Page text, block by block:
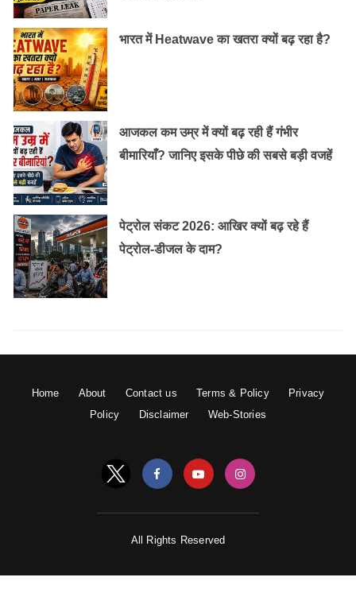
नहाने से पहले बाथरूम के कांच पर एक पतली सी लेयर शेविंग फॉम
की लगाकर, मुलायम से कपड़े से साफ कर लें। इससे धुंध लम्बें समय
तक नहीं टिकेगीं। असल में शेविंग फॉम से कांच पर एक प्रॉटेटिक्व
लेयर चढ़ जाती है, जिससे धुंध कांच पर नहीं चढ़ती।
बेकिंग सोडा से चमचमा उठेगा कांच:
आपकी किचन में रखा बेकिंग सोडा काम आएगा। इसके लिए बहुत
थोड़ा सा बेकिंग सोडा लें, फिर स्पोंज या फिर मुलायम कपड़े की मदद
से इसे कांच पर लगाएं।
भारत में Heatwave का खतरा क्यों बढ़ रहा है?
आजकल कम उम्र में क्यों बढ़ रही हैं गंभीर
बीमारियाँ? जानिए इसके पीछे की सबसे बड़ी वजहें
पेट्रोल संकट 2026: आखिर क्यों बढ़ रहे हैं
पेट्रोल-डीजल के दाम?
Home About Contact us Terms & Policy
Privacy
Policy
Disclaimer Web-Stories
All Rights Reserved